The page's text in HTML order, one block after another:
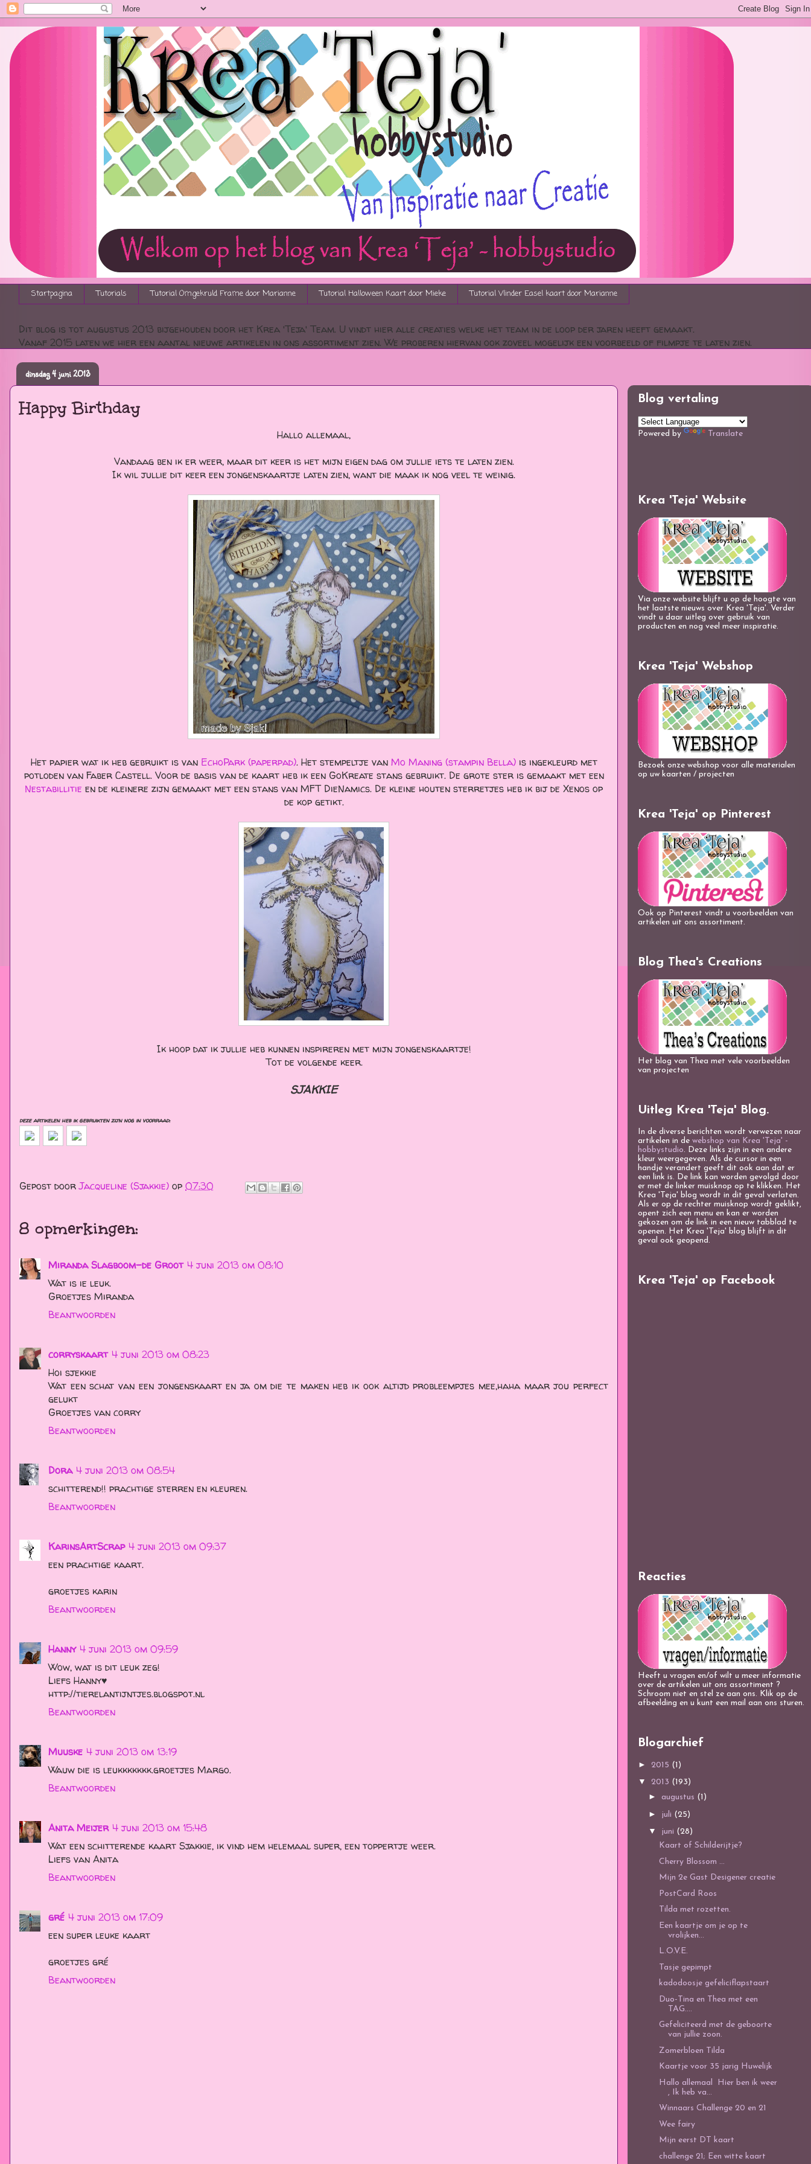
Startpagina Tutorials Tutorial Omgekruld Frame door Marianne Tutorial Halloween Kaart door Mieke Tutorial Vlinder Easel kaart door Marianne
Dit blog is tot augustus 2013 bijgehouden door het Krea 'Teja' Team. U vindt hier alle creaties welke het team in de loop der jaren heeft gemaakt.
Vanaf 2015 laten we hier een aantal nieuwe artikelen in ons assortiment zien. We proberen hiervan ook zoveel mogelijk een voorbeeld of filmpje te laten zien.
dinsdag 4 juni 2013
Happy Birthday
Hallo allemaal,
Vandaag ben ik er weer, maar dit keer is het mijn eigen dag om jullie iets te laten zien.
Ik wil jullie dit keer een jongenskaartje laten zien, want die maak ik nog veel te weinig.
Het papier wat ik heb gebruikt is van EchoPark (paperpad). Het stempeltje van Mo Maning (stampin Bella)is ingekleurd met
potloden van Faber Castell. Voor de basis van de kaart heb ik een GoKreate stans gebruikt. De grote ster is gemaakt met een
Nestabillitie en de kleinere zijn gemaakt met een stans van MFT DieNamics. De kleine houten sterretjes heb ik bij de Xenos op
de kop getikt.
Ik hoop dat ik jullie heb kunnen inspireren met mijn jongenskaartje!
Tot de volgende keer.
SJAKKIE
deze artikelen heb ik gebruikten zijn nog in voorraad:
Gepost doorJacqueline (Sjakkie) op 07:30
8 opmerkingen:
Miranda Slagboom-de Groot 4 juni 2013 om 08:10
Wat is ie leuk.
Groetjes Miranda
Beantwoorden
corryskaart 4 juni 2013 om 08:23
Hoi sjekkie
Wat een schat van een jongenskaart en ja om die te maken heb ik ook altijd probleempjes mee,haha maar jou perfect
gelukt
Groetjes van corry
Beantwoorden
Dora 4 juni 2013 om 08:54
schitterend!! prachtige sterren en kleuren.
Beantwoorden
KarinsArtScrap 4 juni 2013 om 09:37
een prachtige kaart.
groetjes karin
Beantwoorden
Hanny 4 juni 2013 om 09:59
Wow, wat is dit leuk zeg!
Liefs Hanny♥
http://tierelantijntjes.blogspot.nl
Beantwoorden
Muuske 4 juni 2013 om 13:19
Wauw die is leukkkkkkk.groetjes Margo.
Beantwoorden
Anita Meijer 4 juni 2013 om 15:48
Wat een schitterende kaart Sjakkie, ik vind hem helemaal super, een toppertje weer.
Liefs van Anita
Beantwoorden
gré 4 juni 2013 om 17:09
een super leuke kaart
groetjes gré
Beantwoorden
Blog vertaling
Powered by Translate
Krea 'Teja' Website
Via onze website blijft u op de hoogte van
het laatste nieuws over Krea 'Teja'. Verder
vindt u daar uitleg over gebruik van
producten en nog veel meer inspiratie.
Krea 'Teja' Webshop
Bezoek onze webshop voor alle materialen
op uw kaarten / projecten
Krea 'Teja' op Pinterest
Ook op Pinterest vindt u voorbeelden van
artikelen uit ons assortiment.
Blog Thea's Creations
Het blog van Thea met vele voorbeelden
van projecten
Uitleg Krea 'Teja' Blog.
In de diverse berichten wordt verwezen naar
artikelen in de webshop van Krea 'Teja' -
hobbystudio. Deze links zijn in een andere
kleur weergegeven. Als de cursor in een
handje verandert geeft dit ook aan dat er
een link is. De link kan worden gevolgd door
er met de linker muisknop op te klikken. Het
Krea 'Teja' blog wordt in dit geval verlaten.
Als er op de rechter muisknop wordt geklikt,
opent zich een menu en kan er worden
gekozen om de link in een nieuw tabblad te
openen. Het Krea 'Teja' blog blijft in dit
geval ook geopend.
Krea 'Teja' op Facebook
Reacties
Heeft u vragen en/of wilt u meer informatie
over de artikelen uit ons assortiment ?
Schroom niet en stel ze aan ons. Klik op de
afbeelding en u kunt een mail aan ons sturen.
Blogarchief
► 2015 (1)
▼ 2013 (193)
► augustus (1)
► juli (25)
▼ juni (28)
Kaart of Schilderijtje?
Cherry Blossom ...
Mijn 2e Gast Desigener creatie
PostCard Roos
Tilda met rozetten.
Een kaartje om je op te
vrolijken...
L.O.V.E.
Tasje gepimpt
kadodoosje gefeliciflapstaart
Duo-Tina en Thea met een
TAG....
Gefeliciteerd met de geboorte
van jullie zoon.
Zomerbloen Tilda
Kaartje voor 35 jarig Huwelijk
Hallo allemaal Hier ben ik weer
, Ik heb va...
Winnaars Challenge 20 en 21
Wee fairy
Mijn eerst DT kaart
challenge 21; Een witte kaart